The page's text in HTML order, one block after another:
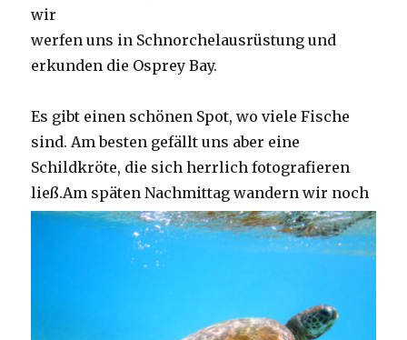
wir
werfen uns in Schnorchelausrüstung und
erkunden die Osprey Bay.
Es gibt einen schönen Spot, wo viele Fische
sind. Am besten gefällt uns aber eine
Schildkröte, die sich herrlich fotografieren
ließ.Am späten Nachmittag wandern wir noch